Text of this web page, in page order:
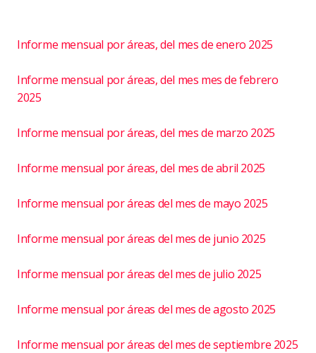
Informe mensual por áreas, del mes de enero 2025
Informe mensual por áreas, del mes mes de febrero
2025
Informe mensual por áreas, del mes de marzo 2025
Informe mensual por áreas, del mes de abril 2025
Informe mensual por áreas del mes de mayo 2025
Informe mensual por áreas del mes de junio 2025
Informe mensual por áreas del mes de julio 2025
Informe mensual por áreas del mes de agosto 2025
Informe mensual por áreas del mes de septiembre 2025